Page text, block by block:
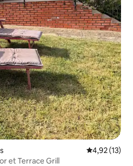
Évaluation
4,92 (13)
et Terrace Grill